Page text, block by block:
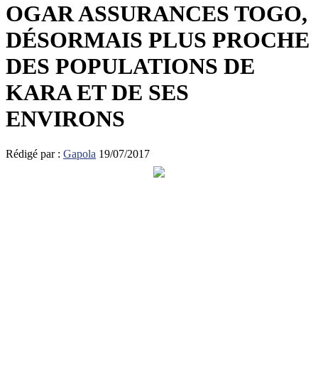
OGAR ASSURANCES TOGO,
DÉSORMAIS PLUS PROCHE
DES POPULATIONS DE
KARA ET DE SES
ENVIRONS
Rédigé par : Gapola 19/07/2017